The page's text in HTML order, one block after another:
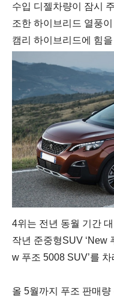
수입 디젤차량이 잠시
조한 하이브리드 열풍
캠리 하이브리드에 힘
4위는 전년 동월 기간 대
작년 준중형SUV ‘New
w 푸조 5008 SUV’를
올 5월까지 푸조 판매량